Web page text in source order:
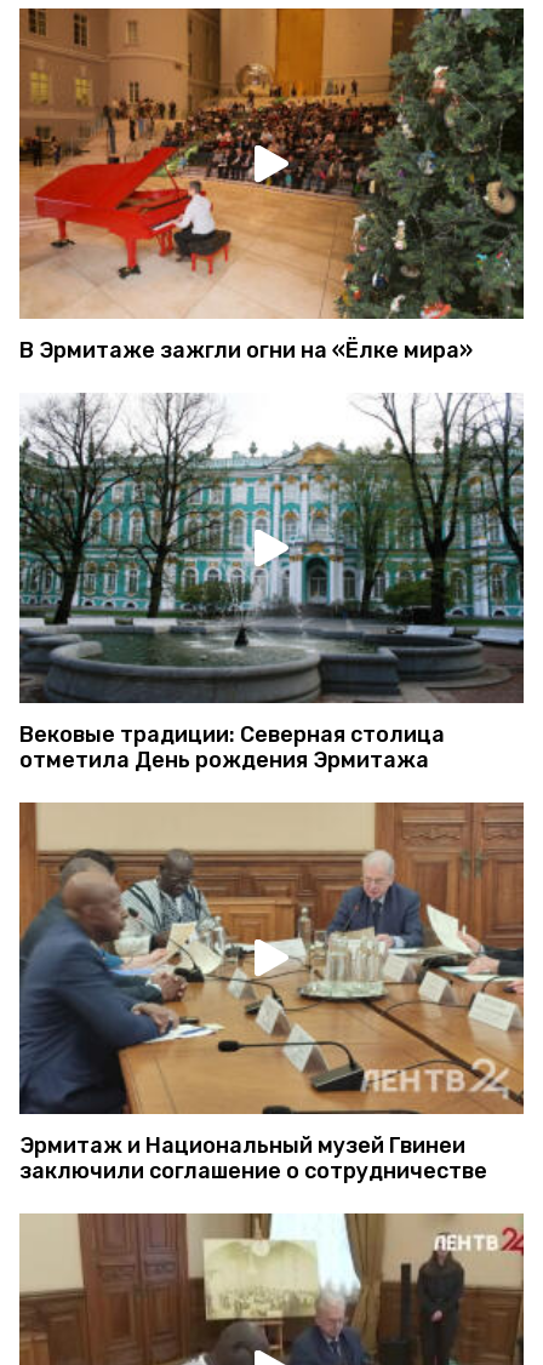
В Эрмитаже зажгли огни на «Ёлке мира»
Вековые традиции: Северная столица
отметила День рождения Эрмитажа
Эрмитаж и Национальный музей Гвинеи
заключили соглашение о сотрудничестве